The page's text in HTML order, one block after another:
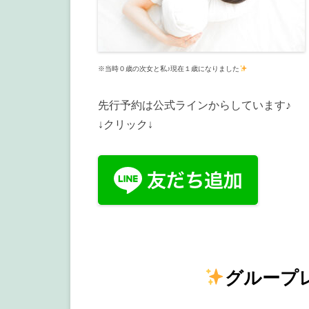
※当時０歳の次女と私♪現在１歳になりました
先行予約は公式ラインからしています♪
↓クリック↓
グループ